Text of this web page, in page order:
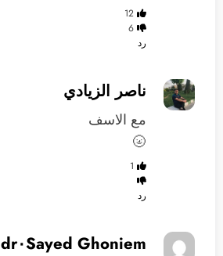
12
6
رد
ناصر الزيادي
مع الاسف
🌝
1
رد
dr٠Sayed Ghoniem